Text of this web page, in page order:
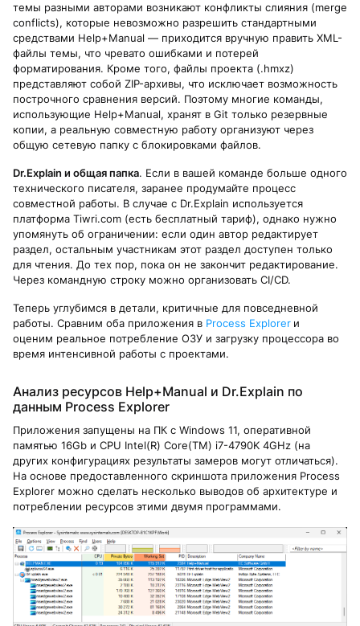
темы разными авторами возникают конфликты слияния (merge
conflicts), которые невозможно разрешить стандартными
средствами Help+Manual — приходится вручную править XML-
файлы темы, что чревато ошибками и потерей
форматирования. Кроме того, файлы проекта (.hmxz)
представляют собой ZIP-архивы, что исключает возможность
построчного сравнения версий. Поэтому многие команды,
использующие Help+Manual, хранят в Git только резервные
копии, а реальную совместную работу организуют через
общую сетевую папку с блокировками файлов.
Dr.Explain и общая папка. Если в вашей команде больше одного
технического писателя, заранее продумайте процесс
совместной работы. В случае с Dr.Explain используется
платформа Tiwri.com (есть бесплатный тариф), однако нужно
упомянуть об ограничении: если один автор редактирует
раздел, остальным участникам этот раздел доступен только
для чтения. До тех пор, пока он не закончит редактирование.
Через командную строку можно организовать CI/CD.
Теперь углубимся в детали, критичные для повседневной
работы. Сравним оба приложения в Process Explorer и
оценим реальное потребление ОЗУ и загрузку процессора во
время интенсивной работы с проектами.
Анализ ресурсов Help+Manual и Dr.Explain по
данным Process Explorer
Приложения запущены на ПК с Windows 11, оперативной
памятью 16Gb и CPU Intel(R) Core(TM) i7-4790K 4GHz (на
других конфигурациях результаты замеров могут отличаться).
На основе предоставленного скриншота приложения Process
Explorer можно сделать несколько выводов об архитектуре и
потреблении ресурсов этими двумя программами.